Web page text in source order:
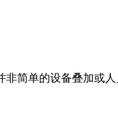
简单的设备叠加或